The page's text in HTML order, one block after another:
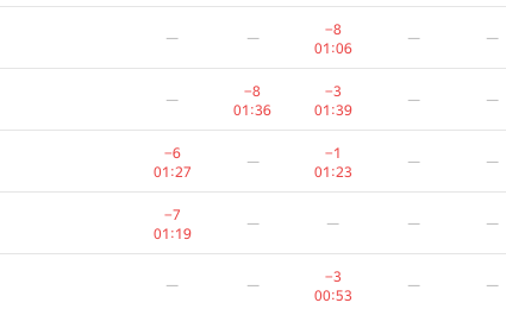
— —
−8
01:06
— —
—
−8
01:36
−3
01:39
— —
−6
01:27
—
−1
01:23
— —
−7
01:19
— — — —
— —
−3
00:53
— —